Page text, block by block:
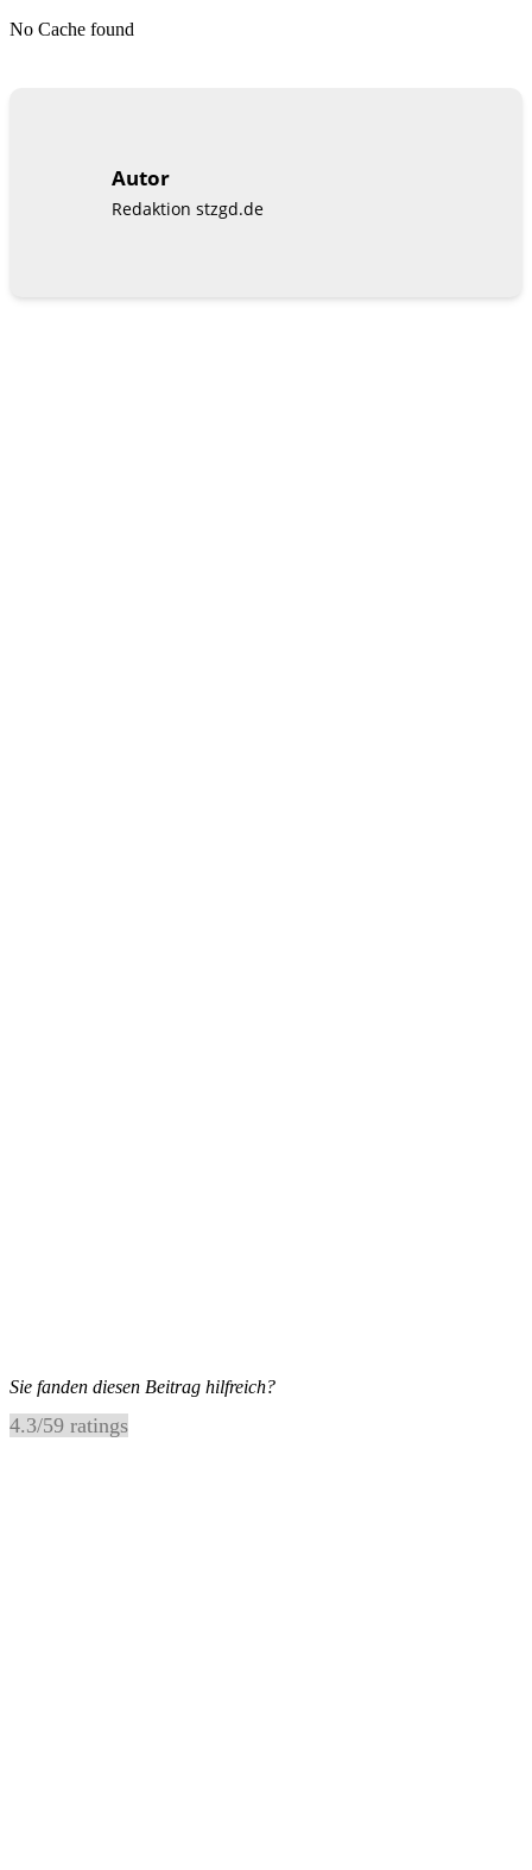
No Cache found
Autor
Redaktion stzgd.de
Sie fanden diesen Beitrag hilfreich?
4.3/59 ratings